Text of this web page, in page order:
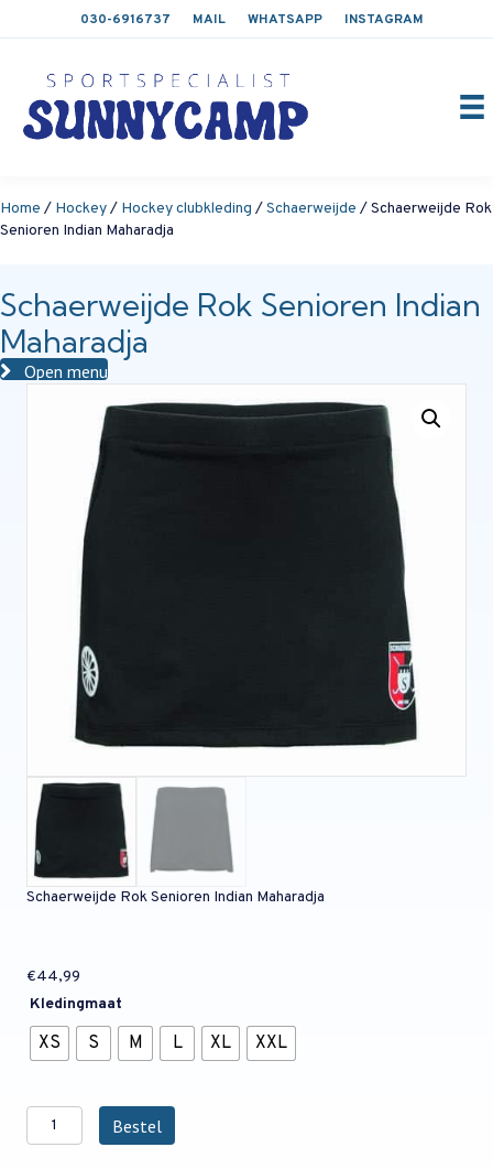
030-6916737 MAIL WHATSAPP INSTAGRAM
Home / Hockey/ Hockey clubkleding /Schaerweijde / Schaerweijde Rok
Senioren Indian Maharadja
Schaerweijde Rok Senioren Indian
Maharadja
Open menu
Schaerweijde Rok Senioren Indian Maharadja
€44,99
Kledingmaat
XS S M L XL XXL
Schaerweijde
Rok
Bestel